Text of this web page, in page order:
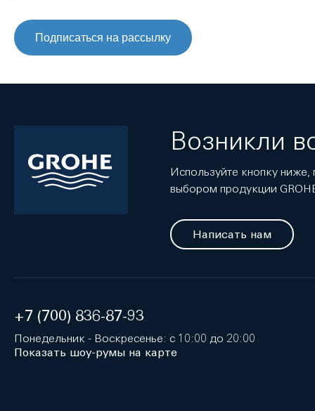
Подписаться на рассылку
Возникли
Используйте кнопку
выбором продукции
Написать нам
+7 (700) 836-87-93
Понедельник - Воскресенье: с 10:00 до 20:00
Показать шоу-румы на карте